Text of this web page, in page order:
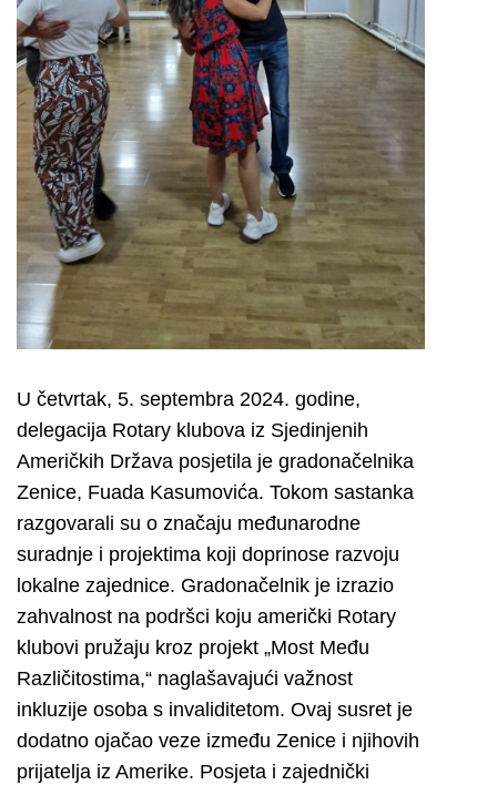
U četvrtak, 5. septembra 2024. godine,
delegacija Rotary klubova iz Sjedinjenih
Američkih Država posjetila je gradonačelnika
Zenice, Fuada Kasumovića. Tokom sastanka
razgovarali su o značaju međunarodne
suradnje i projektima koji doprinose razvoju
lokalne zajednice. Gradonačelnik je izrazio
zahvalnost na podršci koju američki Rotary
klubovi pružaju kroz projekt „Most Među
Različitostima,“ naglašavajući važnost
inkluzije osoba s invaliditetom. Ovaj susret je
dodatno ojačao veze između Zenice i njihovih
prijatelja iz Amerike. Posjeta i zajednički